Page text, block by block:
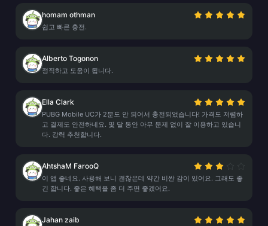
homam othman
쉽고 빠른 충전.
Alberto Togonon
정직하고 도움이 됩니다.
Ella Clark
PUBG Mobile UC가 2분도 안 되어서 충전되었습니다! 가격도 저렴하
고 결제도 안전하네요. 몇 달 동안 아무 문제 없이 잘 이용하고 있습니
다. 강력 추천합니다.
AhtshaM FarooQ
이 앱 좋네요. 사용해 보니 괜찮은데 약간 비싼 감이 있어요. 그래도 좋
긴 합니다. 좋은 혜택을 좀 더 주면 좋겠어요.
Jahan zaib